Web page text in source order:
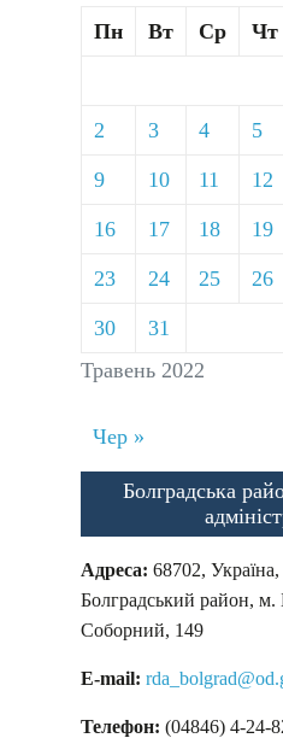
Травень 2022
Пн Вт Ср Чт
2 3 4 5
9 10 11 12
16 17 18 19
23 24 25 26
30 31
Чер »
Болградська
Адреса: 68702,
Болградський район, м.
Соборний, 149
E-mail:
Телефон: (04846) 4-24-